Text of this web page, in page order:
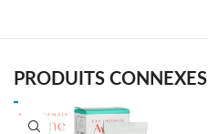
PRODUITS CONNEXES